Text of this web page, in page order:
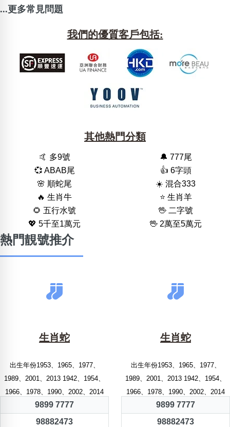
...更多常見問題
我們的優質客戶包括:
其他熱門分類
🤙 多9號
🔔 777尾
💞 ABAB尾
👍 6字頭
🌸 順蛇尾
☀️ 混合333
🔥 生肖牛
⭐️ 生肖羊
🌻 五行水號
🖖 二字號
💖 5千至1萬元
🖖 2萬至5萬元
熱門靚號推介
生肖蛇
出生年份1953、1965、1977、
1989、2001、2013 1942、1954、
1966、1978、1990、2002、2014
9899 7777
98882473
生肖蛇
出生年份1953、1965、1977、
1989、2001、2013 1942、1954、
1966、1978、1990、2002、2014
9899 7777
98882473